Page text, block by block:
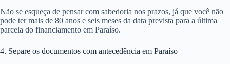
Não se esqueça de pensar com sabedoria nos prazos, já que você não
pode ter mais de 80 anos e seis meses da data prevista para a última
parcela do financiamento em Paraíso.
4. Separe os documentos com antecedência em Paraíso